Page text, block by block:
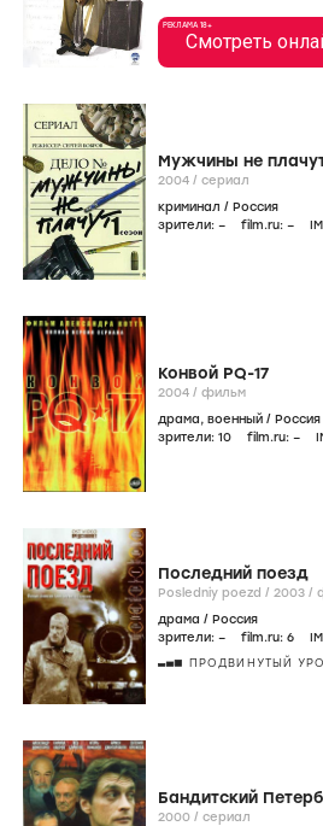
РЕКЛАМА 18+
Смотреть
Мужчины не
2004 / сериал
криминал / Россия
зрители: – film.ru: –
Конвой PQ-17
2004 / фильм
драма, военный / Россия
зрители: 10 film.ru: –
Последний поезд
Posledniy poezd / 2003 /
драма / Россия
зрители: – film.ru: 6
ПРОДВИНУТЫЙ
Бандитский
2000 / сериал